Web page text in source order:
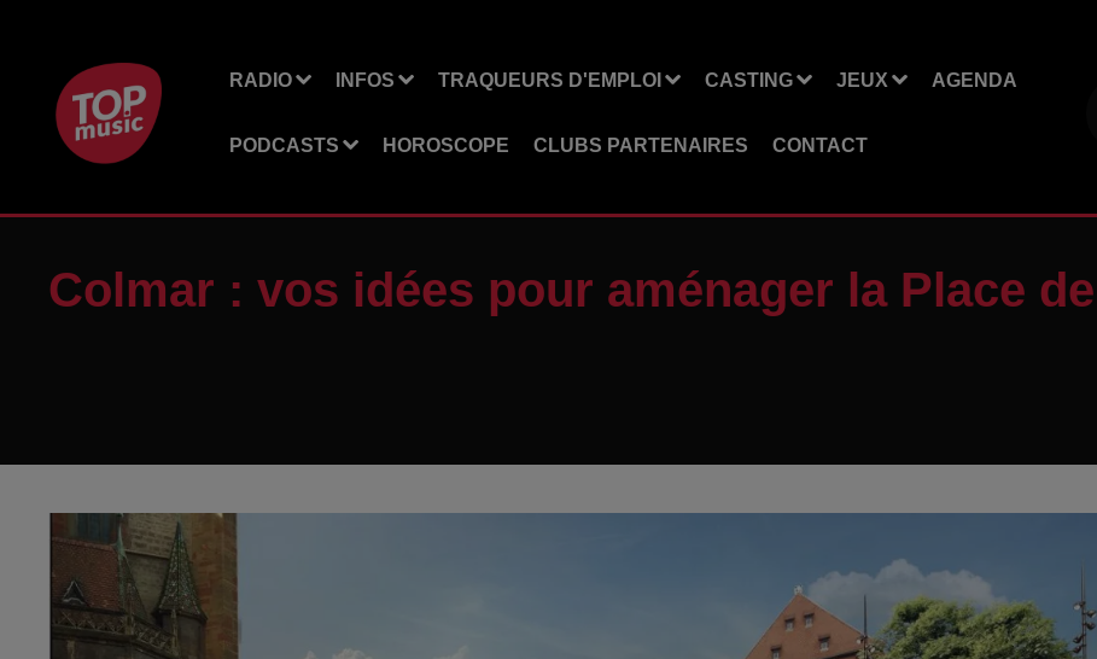
RADIO INFOS TRAQUEURS D'EMPLOI CASTING JEUX AGENDA
PODCASTS HOROSCOPE CLUBS PARTENAIRES CONTACT
Colmar : vos idées pour aménager la Place